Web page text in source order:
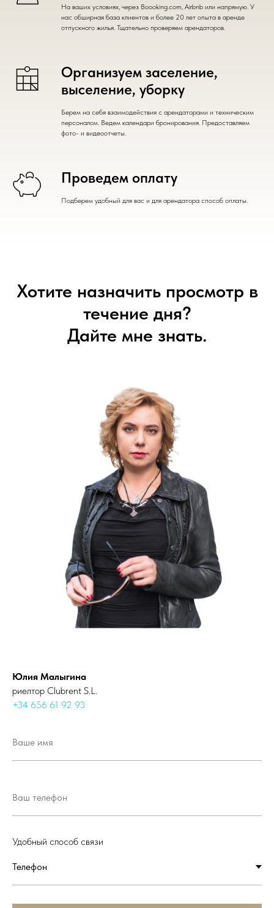
На ваших условиях, через Boooking.com, Airbnb или напрямую. У
нас обширная база клиентов и более 20 лет опыта в аренде
отпускного жилья. Тщательно проверяем арендаторов.
Организуем заселение,
выселение, уборку
Берем на себя взаимодействия с арендаторами и техническим
персоналом. Ведем календари бронирования. Предоставляем
фото- и видеоотчеты.
Проведем оплату
Подберем удобный для вас и для арендатора способ оплаты.
Хотите назначить просмотр в
течение дня?
Дайте мне знать.
Юлия Малыгина
риелтор Clubrent S.L.
+34 656 61 92 93
Удобный способ связи